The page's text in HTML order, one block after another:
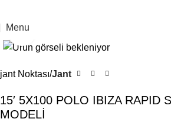
Menu
jant Noktası Jant
15′ 5X100 POLO IBIZA RAPID
MODELİ